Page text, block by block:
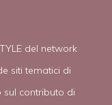
del network
siti tematici di
contributo di